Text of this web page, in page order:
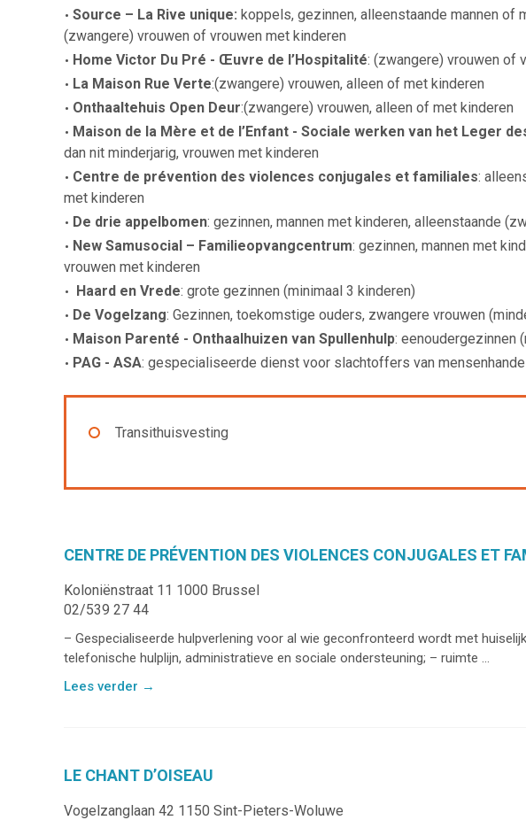
Source – La Rive unique: koppels, gezinnen, alleenstaande mannen of
(zwangere) vrouwen of vrouwen met kinderen
Home Victor Du Pré - Œuvre de l’Hospitalité: (zwangere) vrouwen of
La Maison Rue Verte:(zwangere) vrouwen, alleen of met kinderen
Onthaaltehuis Open Deur:(zwangere) vrouwen, alleen of met kinderen
Maison de la Mère et de l’Enfant - Sociale werken van het Leger
dan nit minderjarig, vrouwen met kinderen
Centre de prévention des violences conjugales et familiales:
met kinderen
De drie appelbomen: gezinnen, mannen met kinderen, alleenstaande
New Samusocial – Familieopvangcentrum: gezinnen, mannen met
vrouwen met kinderen
Haard en Vrede: grote gezinnen (minimaal 3 kinderen)
De Vogelzang: Gezinnen, toekomstige ouders, zwangere vrouwen
Maison Parenté - Onthaalhuizen van Spullenhulp: eenoudergezinnen
PAG - ASA: gespecialiseerde dienst voor slachtoffers van
Transithuisvesting
CENTRE DE PRÉVENTION DES VIOLENCES CONJUGALES ET
Koloniënstraat 11 1000 Brussel
02/539 27 44
– Gespecialiseerde hulpverlening voor al wie geconfronteerd wordt met
telefonische hulplijn, administratieve en sociale ondersteuning; – ruimte ...
Lees verder →
LE CHANT D’OISEAU
Vogelzanglaan 42 1150 Sint-Pieters-Woluwe